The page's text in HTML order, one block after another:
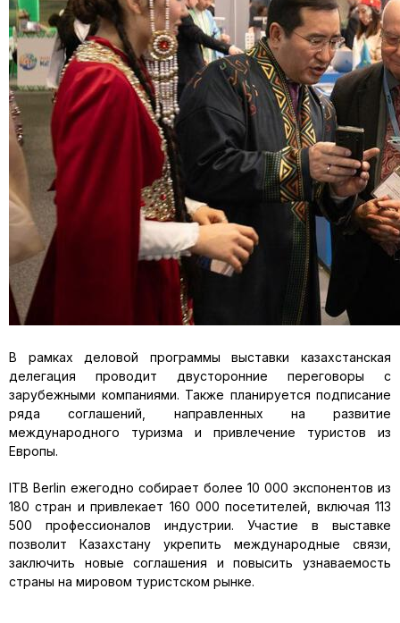
В рамках деловой программы выставки казахстанская
делегация проводит двусторонние переговоры с
зарубежными компаниями. Также планируется подписание
ряда соглашений, направленных на развитие
международного туризма и привлечение туристов из
Европы.
ITB Berlin ежегодно собирает более 10 000 экспонентов из
180 стран и привлекает 160 000 посетителей, включая 113
500 профессионалов индустрии. Участие в выставке
позволит Казахстану укрепить международные связи,
заключить новые соглашения и повысить узнаваемость
страны на мировом туристском рынке.